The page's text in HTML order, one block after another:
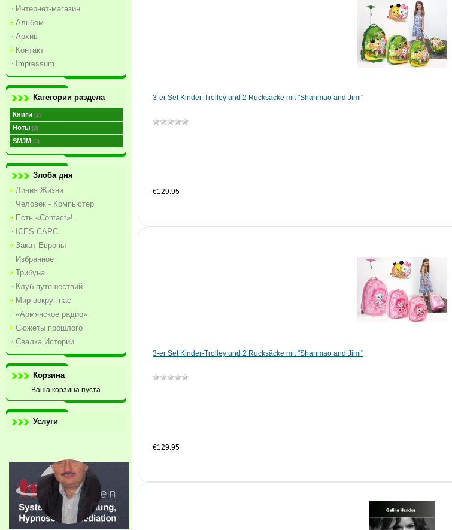
Интернет-магазин
Альбом
Архив
Контакт
Impressum
Категории раздела
Книги (2)
Ноты (3)
SMJM (3)
Злоба дня
Линия Жизни
Человек - Компьютер
Есть «Contact»!
ICES-CAPC
Закат Европы
Избранное
Трибуна
Клуб путешествий
Мир вокруг нас
«Армянское радио»
Сюжеты прошлого
Свалка Истории
Корзина
Ваша корзина пуста
Услуги
3-er Set Kinder-Trolley und 2 Rucksäcke mit "Shanmao and Jimi"
€129.95
3-er Set Kinder-Trolley und 2 Rucksäcke mit "Shanmao and Jimi"
€129.95